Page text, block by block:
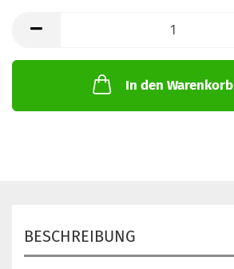
In den Warenkorb
BESCHREIBUNG